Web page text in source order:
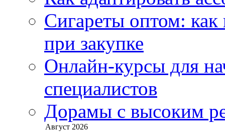
Сигареты оптом:
при закупке
Онлайн-курсы для
специалистов
Дорамы с высоким
Август 2026